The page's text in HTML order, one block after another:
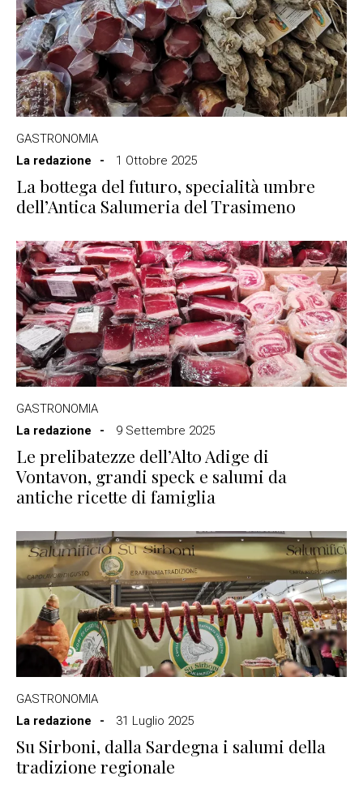
GASTRONOMIA
La redazione
1 Ottobre 2025
La bottega del futuro, specialità umbre
dell’Antica Salumeria del Trasimeno
GASTRONOMIA
La redazione
9 Settembre 2025
Le prelibatezze dell’Alto Adige di
Vontavon, grandi speck e salumi da
antiche ricette di famiglia
GASTRONOMIA
La redazione
31 Luglio 2025
Su Sirboni, dalla Sardegna i salumi della
tradizione regionale